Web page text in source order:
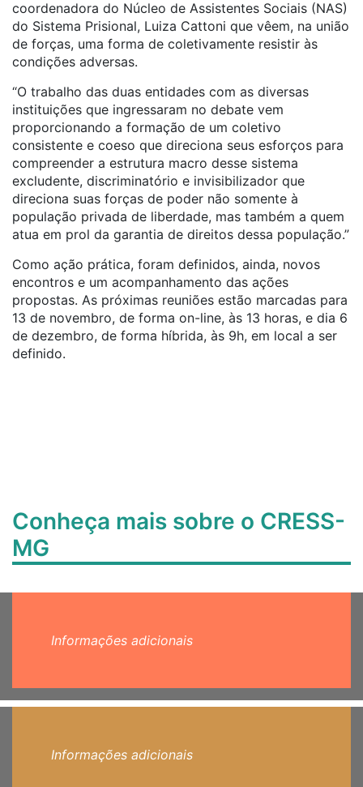
coordenadora do Núcleo de Assistentes Sociais (NAS)
do Sistema Prisional, Luiza Cattoni que vêem, na união
de forças, uma forma de coletivamente resistir às
condições adversas.
“O trabalho das duas entidades com as diversas
instituições que ingressaram no debate vem
proporcionando a formação de um coletivo
consistente e coeso que direciona seus esforços para
compreender a estrutura macro desse sistema
excludente, discriminatório e invisibilizador que
direciona suas forças de poder não somente à
população privada de liberdade, mas também a quem
atua em prol da garantia de direitos dessa população.”
Como ação prática, foram definidos, ainda, novos
encontros e um acompanhamento das ações
propostas. As próximas reuniões estão marcadas para
13 de novembro, de forma on-line, às 13 horas, e dia 6
de dezembro, de forma híbrida, às 9h, em local a ser
definido.
Conheça mais sobre o CRESS-
MG
Informações adicionais
Informações adicionais